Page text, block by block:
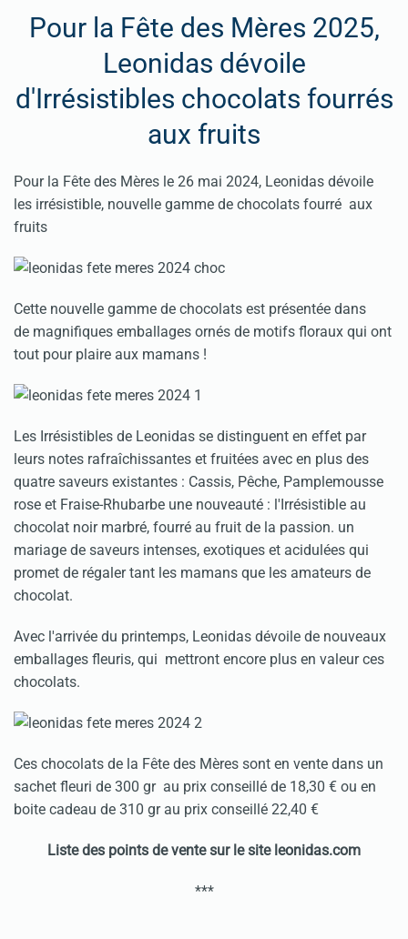
Pour la Fête des Mères 2025,
Leonidas dévoile
d'Irrésistibles chocolats fourrés
aux fruits
Pour la Fête des Mères le 26 mai 2024, Leonidas dévoile
les irrésistible, nouvelle gamme de chocolats fourré aux
fruits
Cette nouvelle gamme de chocolats est présentée dans
de magnifiques emballages ornés de motifs floraux qui ont
tout pour plaire aux mamans !
Les Irrésistibles de Leonidas se distinguent en effet par
leurs notes rafraîchissantes et fruitées avec en plus des
quatre saveurs existantes : Cassis, Pêche, Pamplemousse
rose et Fraise-Rhubarbe une nouveauté : l'Irrésistible au
chocolat noir marbré, fourré au fruit de la passion. un
mariage de saveurs intenses, exotiques et acidulées qui
promet de régaler tant les mamans que les amateurs de
chocolat.
Avec l'arrivée du printemps, Leonidas dévoile de nouveaux
emballages fleuris, qui mettront encore plus en valeur ces
chocolats.
Ces chocolats de la Fête des Mères sont en vente dans un
sachet fleuri de 300 gr au prix conseillé de 18,30 € ou en
boite cadeau de 310 gr au prix conseillé 22,40 €
Liste des points de vente sur le site leonidas.com
***